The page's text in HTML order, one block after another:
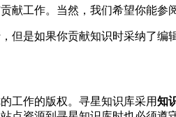
献工作。当然，我们希望你能参
但是如果你贡献知识时采纳了编
工作的版权。寻星知识库采用知